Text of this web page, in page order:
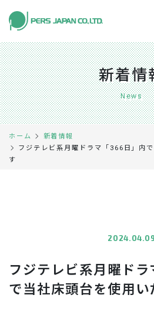
私たちの特長 About Us
事業内容 Business
事例紹介 Case
企業情報 Company
0120-891-224
お問い合わ
新着情
News
ホーム
新着情報
フジテレビ系月曜ドラマ「366日」内
す
2024.04.09
フジテレビ系月曜ド
で当社床頭台を使用い